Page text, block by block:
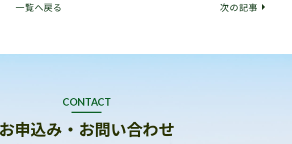
一覧へ戻る 次の記事
CONTACT
お申込み・お問い合わせ